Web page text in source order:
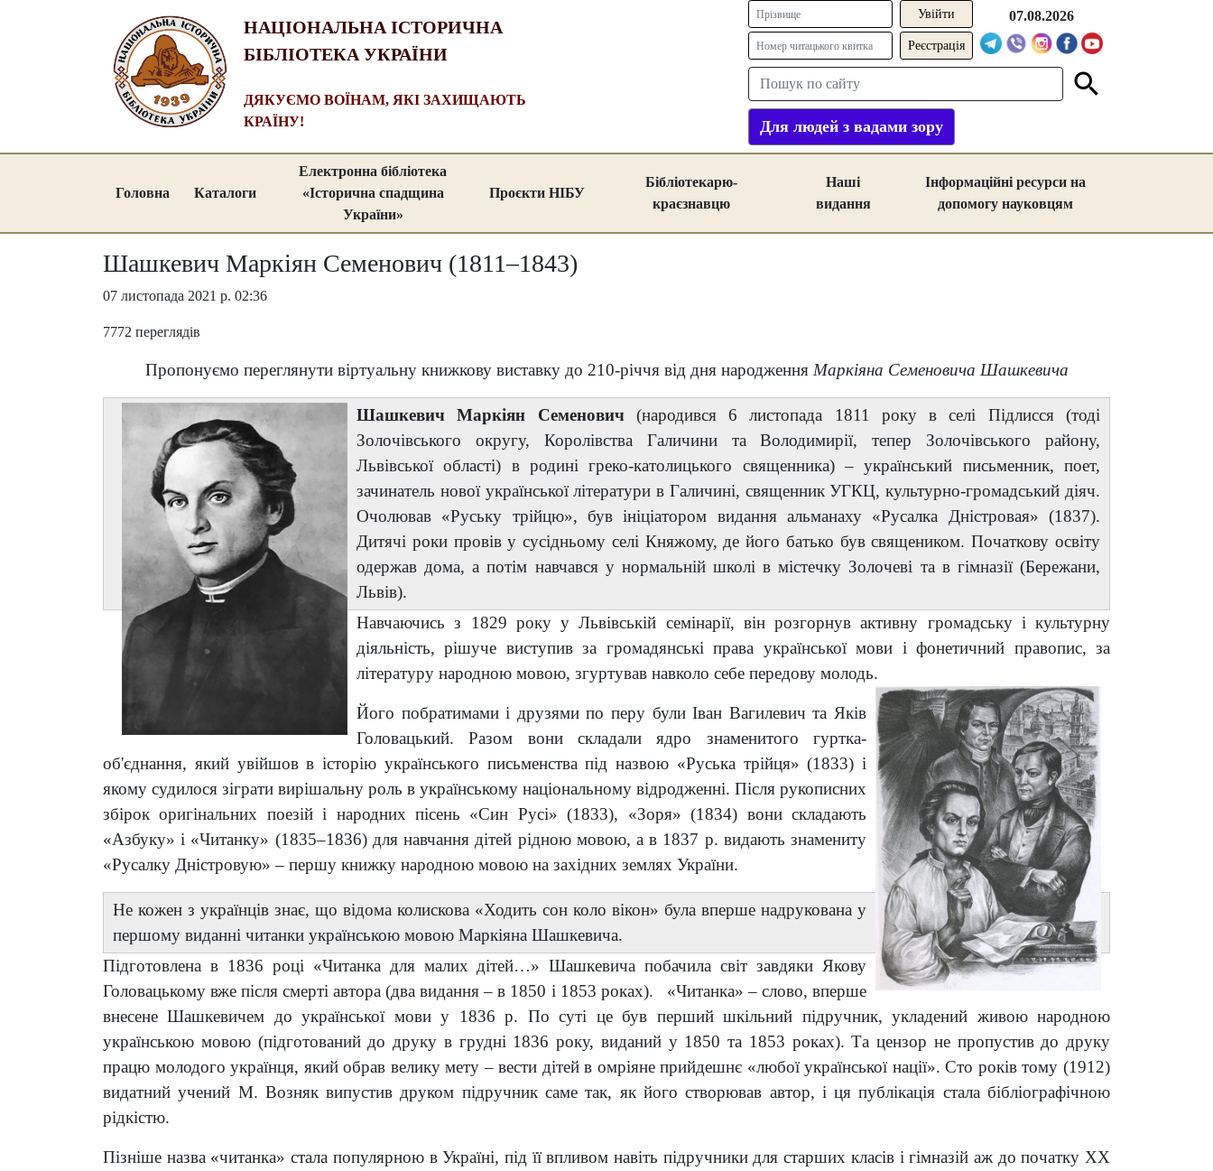
НАЦІОНАЛЬНА ІСТОРИЧНА
БІБЛІОТЕКА УКРАЇНИ
ДЯКУЄМО ВОЇНАМ, ЯКІ ЗАХИЩАЮТЬ
КРАЇНУ!
Реєстрація
07.08.2026
Для людей з вадами зору
Головна Каталоги
Електронна бібліотека
«Історична спадщина
України»
Проєкти НІБУ
Бібліотекарю-
краєзнавцю
Наші
видання
Інформаційні ресурси на
допомогу науковцям
Шашкевич Маркіян Семенович (1811–1843)
07 листопада 2021 р. 02:36
7772 переглядів
Пропонуємо переглянути віртуальну книжкову виставку до 210-річчя від дня народження Маркіяна Семеновича Шашкевича
Шашкевич Маркіян Семенович(народився 6 листопада 1811 року в селі Підлисся (тоді
Золочівського округу, Королівства Галичини та Володимирії, тепер Золочівського району,
Львівської області) в родині греко-католицького священника) – український письменник, поет,
зачинатель нової української літератури в Галичині, священник УГКЦ, культурно-громадський діяч.
Очолював «Руську трійцю», був ініціатором видання альманаху «Русалка Дністровая» (1837).
Дитячі роки провів у сусідньому селі Княжому, де його батько був священиком.Початкову освіту
одержав дома, а потім навчався у нормальній школі в містечку Золочеві та в гімназії (Бережани,
Львів).
Навчаючись з 1829 року у Львівській семінарії, він розгорнув активну громадську і культурну
діяльність, рішуче виступив за громадянські права української мови і фонетичний правопис, за
літературу народною мовою, згуртував навколо себе передову молодь.
Його побратимами і друзями по перу були Іван Вагилевич та Яків
Головацький.Разом вони складали ядро знаменитого гуртка-
об'єднання, який увійшов в історію українського письменства під назвою «Руська трійця» (1833) і
якому судилося зіграти вирішальну роль в українському національному відродженні. Після рукописних
збірок оригінальних поезій і народних пісень «Син Русі» (1833), «Зоря» (1834) вони складають
«Азбуку» і «Читанку» (1835–1836) для навчання дітей рідною мовою, а в 1837 р. видають знамениту
«Русалку Дністровую» – першу книжку народною мовою на західних землях України.
Не кожен з українців знає, що відома колискова «Ходить сон коло вікон» була вперше надрукована у
першому виданні читанки українською мовою Маркіяна Шашкевича.
Підготовлена в 1836 році «Читанка для малих дітей…» Шашкевича побачила світ завдяки Якову
Головацькому вже після смерті автора (два видання – в 1850 і 1853 роках). «Читанка» – слово, вперше
внесене Шашкевичем до української мови у 1836 р. По суті це був перший шкільний підручник, укладений живою народною
українською мовою (підготований до друку в грудні 1836 року, виданий у 1850 та 1853 роках). Та цензор не пропустив до друку
працю молодого українця, який обрав велику мету – вести дітей в омріяне прийдешнє «любої української нації». Сто років тому (1912)
видатний учений М. Возняк випустив друком підручник саме так, як його створював автор, і ця публікація стала бібліографічною
рідкістю.
Пізніше назва «читанка» стала популярною в Україні, під її впливом навіть підручники для старших класів і гімназій аж до початку ХХ